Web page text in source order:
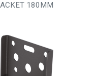
180MM